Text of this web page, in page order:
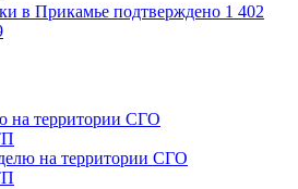
в Прикамье подтверждено 1 402
на территории СГО